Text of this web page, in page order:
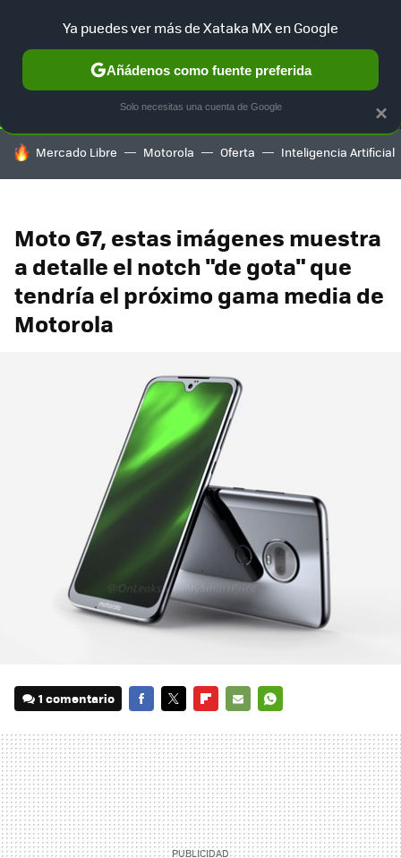
SELECCIÓN GAMING HOME AUTO TERRITORIO
HOY SE HABLA DE
Mercado Libre Motorola Oferta Inteligencia Artificial
Moto G7, estas imágenes muestra
a detalle el notch "de gota" que
tendría el próximo gama media de
Motorola
1 comentario
MAIL
×
Ya puedes ver más de Xataka MX en Google
Añádenos como fuente preferida
Solo necesitas una cuenta de Google